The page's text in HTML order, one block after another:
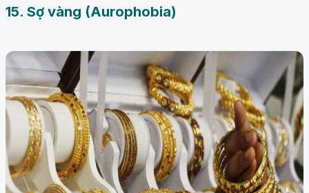
15. Sợ vàng (Aurophobia)